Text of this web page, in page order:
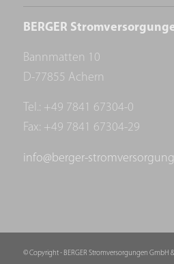
BERGER
Bannmatten 10
D-77855 Achern
Tel.: +49 7841 67304-0
Fax: +49 7841 67304-29
info@berger-
© Copyright - BERGER Stromversorgungen GmbH &